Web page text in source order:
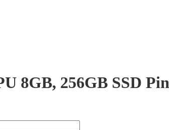
8GB, 256GB SSD